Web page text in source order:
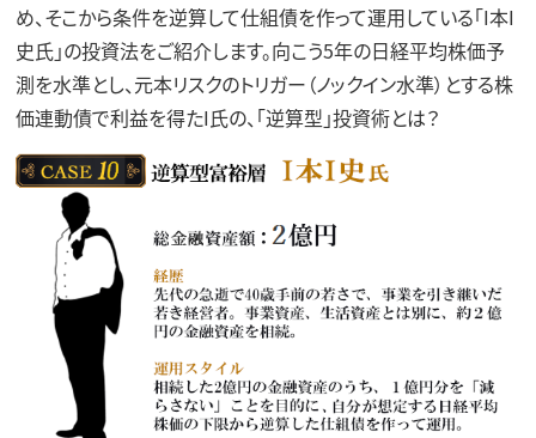
め、そこから条件を逆算して仕組債を作って運用している「I本I
史氏」の投資法をご紹介します。向こう5年の日経平均株価予
測を水準とし、元本リスクのトリガー（ノックイン水準）とする株
価連動債で利益を得たI氏の、「逆算型」投資術とは？